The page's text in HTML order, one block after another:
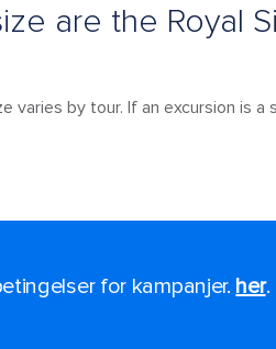
are the Royal
varies by tour. If an excursion is
for kampanjer. her.